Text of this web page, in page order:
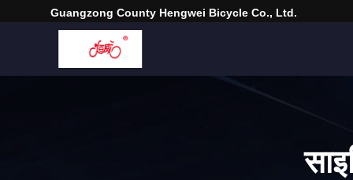
Guangzong County Hengwei Bicycle Co., Ltd.